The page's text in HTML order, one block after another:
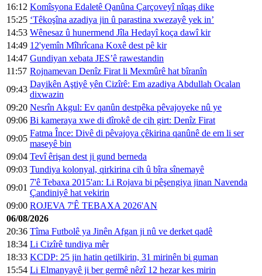
16:12 Komîsyona Edaletê Qanûna Çarçoveyî nîqaş dike
15:25 ‘Têkoşîna azadiya jin û parastina xwezayê yek in’
14:53 Wênesaz û hunermend Jîla Hedayî koça dawî kir
14:49 12'yemîn Mîhrîcana Koxê dest pê kir
14:47 Gundiyan xebata JES’ê rawestandin
11:57 Rojnamevan Denîz Firat li Mexmûrê hat bîranîn
09:43
Dayikên Aştiyê yên Cizîrê: Em azadiya Abdullah Ocalan
dixwazin
09:20 Nesrîn Akgul: Ev qanûn destpêka pêvajoyeke nû ye
09:06 Bi kameraya xwe di dîrokê de cih girt: Denîz Firat
09:05
Fatma Înce: Divê di pêvajoya çêkirina qanûnê de em li ser
maseyê bin
09:04 Tevî êrişan dest ji gund berneda
09:03 Tundiya kolonyal, qirkirina cih û bîra sînemayê
09:01
7'ê Tebaxa 2015'an: Li Rojava bi pêşengiya jinan Navenda
Çandiniyê hat vekirin
09:00 ROJEVA 7'Ê TEBAXA 2026'AN
06/08/2026
20:36 Tîma Futbolê ya Jinên Afgan ji nû ve derket qadê
18:34 Li Cizîrê tundiya mêr
18:33 KCDP: 25 jin hatin qetilkirin, 31 mirinên bi guman
15:54 Li Elmanyayê ji ber germê nêzî 12 hezar kes mirin